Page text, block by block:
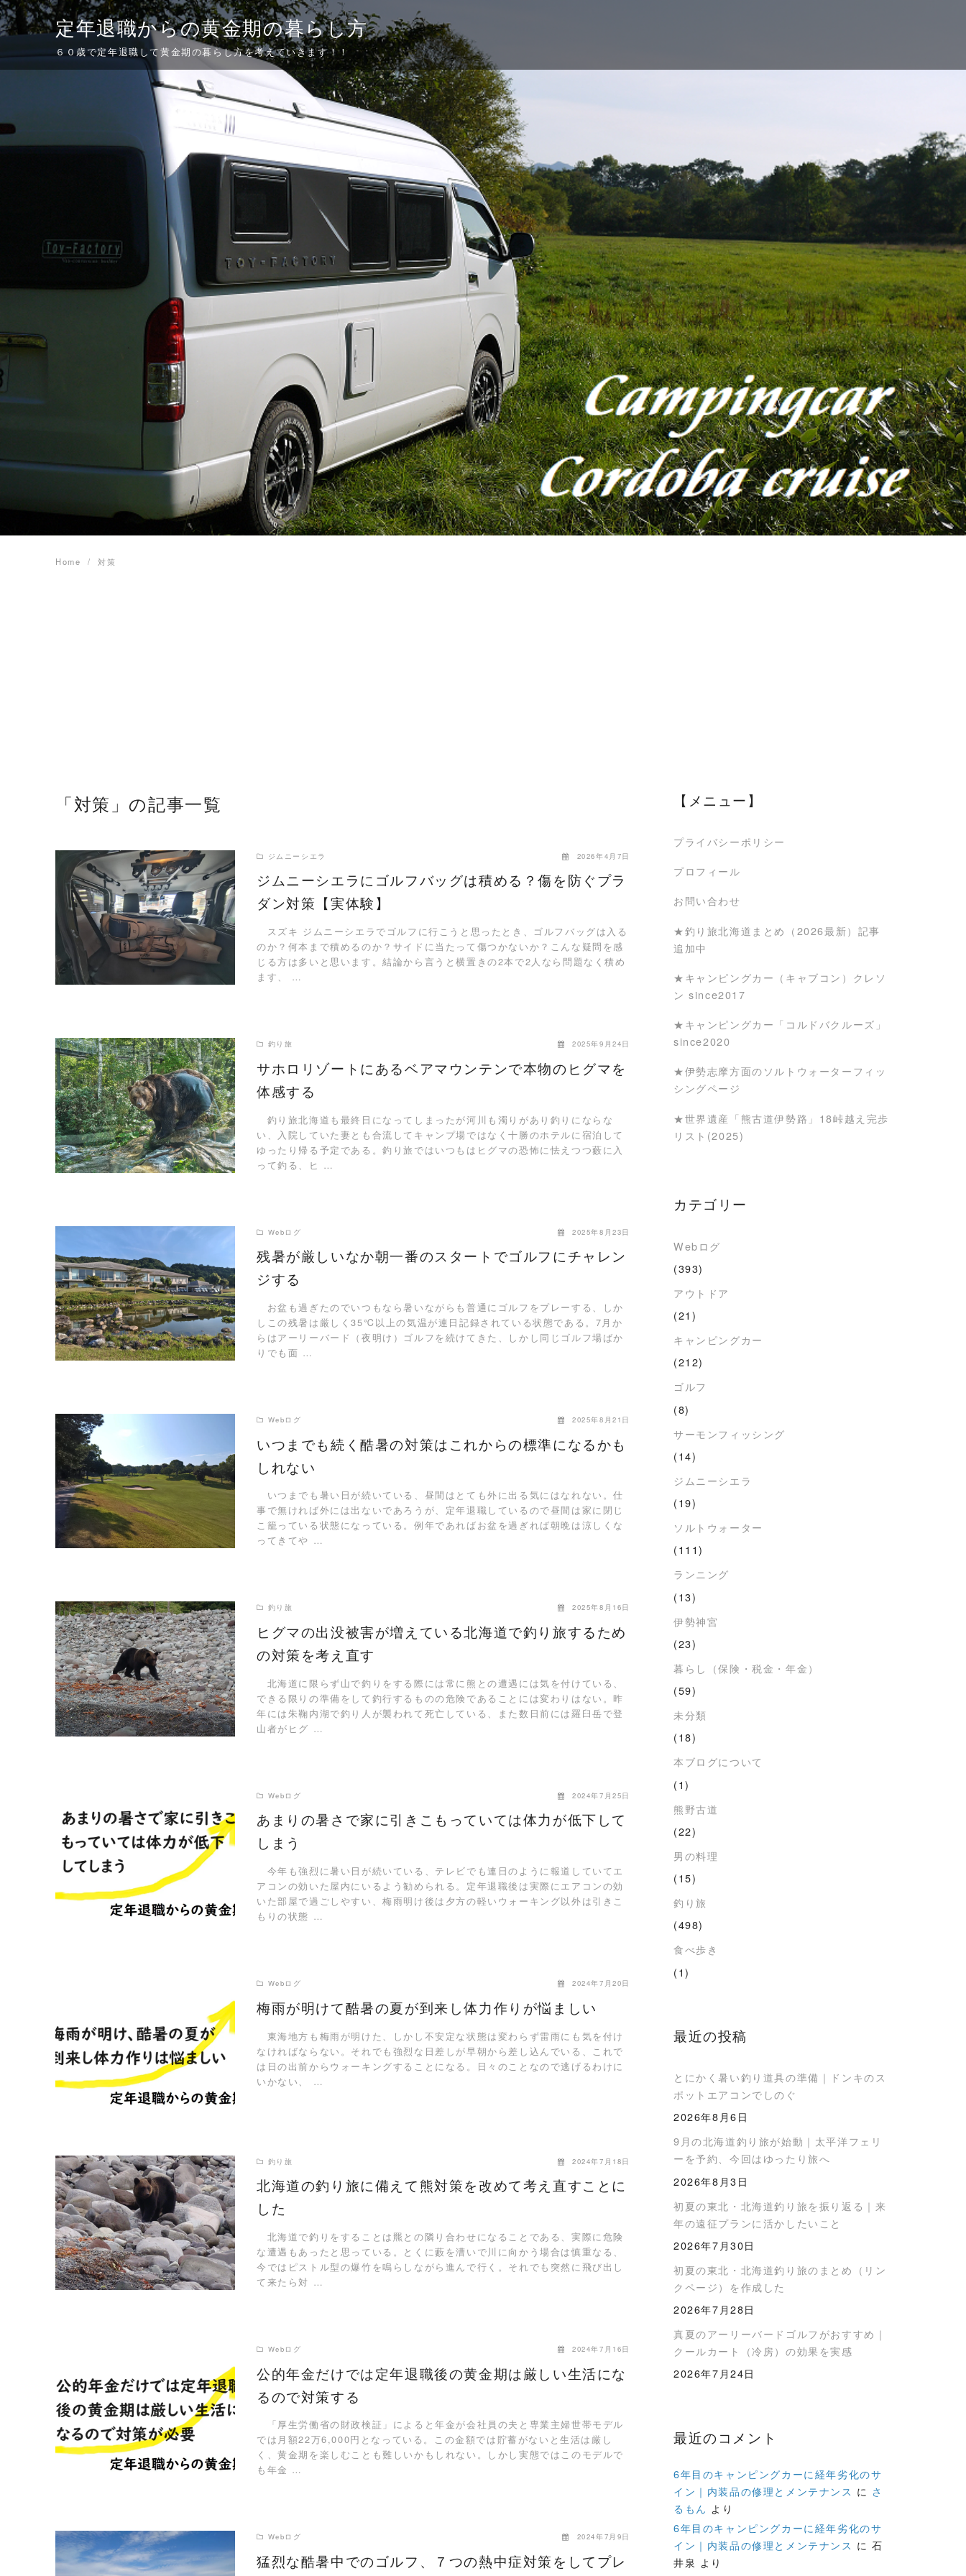
Skip
to
定年退職からの黄金期の暮らし方
６０歳で定年退職して黄金期の暮らし方を考えていきます！！
Home 対策
「対策」の記事一覧
READ MORE
ジムニーシエラ 2026年4月7日
ジムニーシエラにゴルフバッグは積める？傷を防ぐプラ
ダン対策【実体験】
スズキ ジムニーシエラでゴルフに行こうと思ったとき、ゴルフバッグは入る
のか？何本まで積めるのか？サイドに当たって傷つかないか？こんな疑問を感
じる方は多いと思います。結論から言うと横置きの2本で2人なら問題なく積め
ます、 …
READ MORE
釣り旅 2025年9月24日
サホロリゾートにあるベアマウンテンで本物のヒグマを
体感する
釣り旅北海道も最終日になってしまったが河川も濁りがあり釣りにならな
い、入院していた妻とも合流してキャンプ場ではなく十勝のホテルに宿泊して
ゆったり帰る予定である。釣り旅ではいつもはヒグマの恐怖に怯えつつ藪に入
って釣る、ヒ …
READ MORE
Webログ 2025年8月23日
残暑が厳しいなか朝一番のスタートでゴルフにチャレン
ジする
お盆も過ぎたのでいつもなら暑いながらも普通にゴルフをプレーする、しか
しこの残暑は厳しく35℃以上の気温が連日記録されている状態である。7月か
らはアーリーバード（夜明け）ゴルフを続けてきた、しかし同じゴルフ場ばか
りでも面 …
READ MORE
Webログ 2025年8月21日
いつまでも続く酷暑の対策はこれからの標準になるかも
しれない
いつまでも暑い日が続いている、昼間はとても外に出る気にはなれない。仕
事で無ければ外には出ないであろうが、定年退職しているので昼間は家に閉じ
こ籠っている状態になっている。例年であればお盆を過ぎれば朝晩は涼しくな
ってきてや …
READ MORE
釣り旅 2025年8月16日
ヒグマの出没被害が増えている北海道で釣り旅するため
の対策を考え直す
北海道に限らず山で釣りをする際には常に熊との遭遇には気を付けている、
できる限りの準備をして釣行するものの危険であることには変わりはない。昨
年には朱鞠内湖で釣り人が襲われて死亡している、また数日前には羅臼岳で登
山者がヒグ …
READ MORE
Webログ 2024年7月25日
あまりの暑さで家に引きこもっていては体力が低下して
しまう
今年も強烈に暑い日が続いている、テレビでも連日のように報道していてエ
アコンの効いた屋内にいるよう勧められる。定年退職後は実際にエアコンの効
いた部屋で過ごしやすい、梅雨明け後は夕方の軽いウォーキング以外は引きこ
もりの状態 …
READ MORE
Webログ 2024年7月20日
梅雨が明けて酷暑の夏が到来し体力作りが悩ましい
東海地方も梅雨が明けた、しかし不安定な状態は変わらず雷雨にも気を付け
なければならない。それでも強烈な日差しが早朝から差し込んでいる、これで
は日の出前からウォーキングすることになる。日々のことなので逃げるわけに
いかない、 …
READ MORE
釣り旅 2024年7月18日
北海道の釣り旅に備えて熊対策を改めて考え直すことに
した
北海道で釣りをすることは羆との隣り合わせになることである、実際に危険
な遭遇もあったと思っている。とくに藪を漕いで川に向かう場合は慎重なる、
今ではピストル型の爆竹を鳴らしながら進んで行く。それでも突然に飛び出し
て来たら対 …
READ MORE
Webログ 2024年7月16日
公的年金だけでは定年退職後の黄金期は厳しい生活にな
るので対策する
「厚生労働省の財政検証」によると年金が会社員の夫と専業主婦世帯モデル
では月額22万6,000円となっている。この金額では貯蓄がないと生活は厳し
く、黄金期を楽しむことも難しいかもしれない。しかし実態ではこのモデルで
も年金 …
Webログ 2024年7月9日
猛烈な酷暑中でのゴルフ、７つの熱中症対策をしてプレ
【メニュー】
プライバシーポリシー
プロフィール
お問い合わせ
★釣り旅北海道まとめ（2026最新）記事
追加中
★キャンピングカー（キャブコン）クレソ
ン since2017
★キャンピングカー「コルドバクルーズ」
since2020
★伊勢志摩方面のソルトウォーターフィッ
シングページ
★世界遺産「熊古道伊勢路」18峠越え完歩
リスト(2025)
カテゴリー
Webログ
(393)
アウトドア
(21)
キャンピングカー
(212)
ゴルフ
(8)
サーモンフィッシング
(14)
ジムニーシエラ
(19)
ソルトウォーター
(111)
ランニング
(13)
伊勢神宮
(23)
暮らし（保険・税金・年金）
(59)
未分類
(18)
本ブログについて
(1)
熊野古道
(22)
男の料理
(15)
釣り旅
(498)
食べ歩き
(1)
最近の投稿
とにかく暑い釣り道具の準備｜ドンキのス
ポットエアコンでしのぐ
2026年8月6日
9月の北海道釣り旅が始動｜太平洋フェリ
ーを予約、今回はゆったり旅へ
2026年8月3日
初夏の東北・北海道釣り旅を振り返る｜来
年の遠征プランに活かしたいこと
2026年7月30日
初夏の東北・北海道釣り旅のまとめ（リン
クページ）を作成した
2026年7月28日
真夏のアーリーバードゴルフがおすすめ｜
クールカート（冷房）の効果を実感
2026年7月24日
最近のコメント
6年目のキャンピングカーに経年劣化のサ
イン｜内装品の修理とメンテナンス に さ
るもん より
6年目のキャンピングカーに経年劣化のサ
イン｜内装品の修理とメンテナンス に石
井泉 より